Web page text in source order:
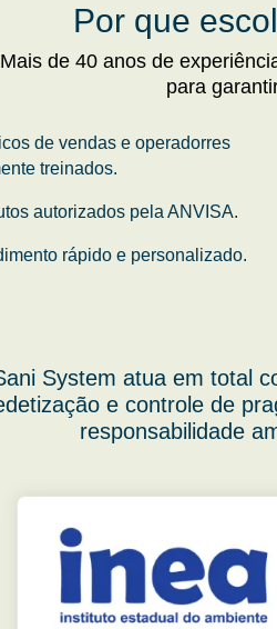
Por que
Mais de 40 anos de
para
de vendas e operadorres
treinados.
autorizados pela ANVISA.
rápido e personalizado.
System atua em total
e controle de
responsabilidade